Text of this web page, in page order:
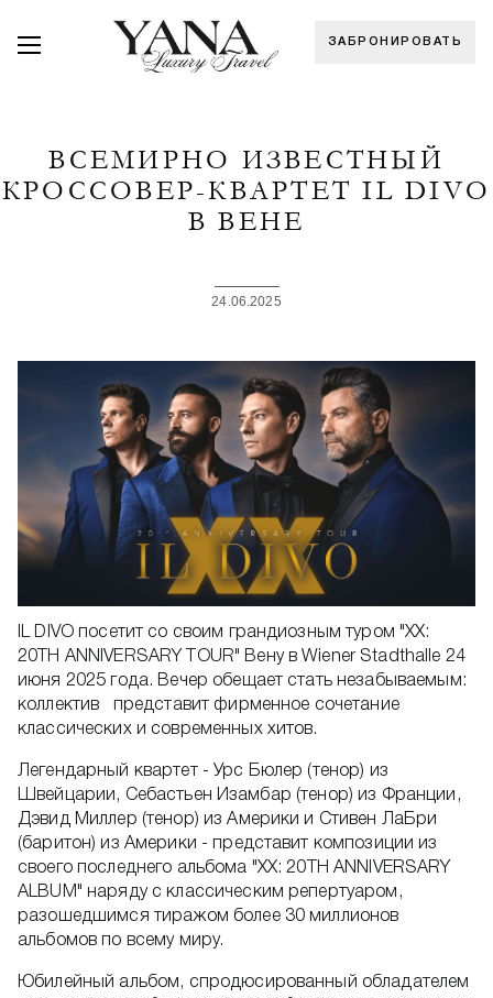
ЗАБРОНИРОВАТЬ
ВСЕМИРНО ИЗВЕСТНЫЙ
КРОССОВЕР-КВАРТЕТ IL DIVO
В ВЕНЕ
24.06.2025
IL DIVO посетит со своим грандиозным туром "XX:
20TH ANNIVERSARY TOUR" Вену в Wiener Stadthalle 24
июня 2025 года. Вечер обещает стать незабываемым:
коллектив представит фирменное сочетание
классических и современных хитов.
Легендарный квартет - Урс Бюлер (тенор) из
Швейцарии, Себастьен Изамбар (тенор) из Франции,
Дэвид Миллер (тенор) из Америки и Стивен ЛаБри
(баритон) из Америки - представит композиции из
своего последнего альбома "XX: 20TH ANNIVERSARY
ALBUM" наряду с классическим репертуаром,
разошедшимся тиражом более 30 миллионов
альбомов по всему миру.
Юбилейный альбом, спродюсированный обладателем